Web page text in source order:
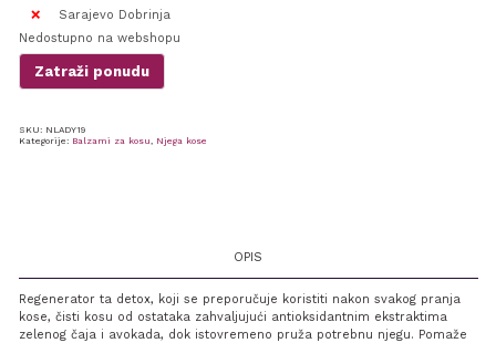
Sarajevo Dobrinja
Nedostupno na webshopu
Zatraži ponudu
SKU: NLADY19
Kategorije: Balzami za kosu Njega kose
OPIS
Regenerator ta detox, koji se preporučuje koristiti nakon svakog pranja
kose, čisti kosu od ostataka zahvaljujući antioksidantnim ekstraktima
zelenog čaja i avokada, dok istovremeno pruža potrebnu njegu. Pomaže